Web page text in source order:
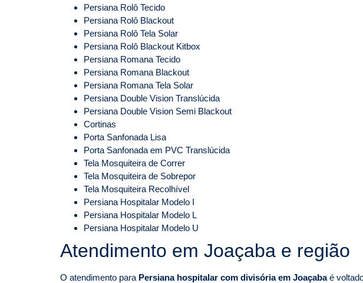
Persiana Rolô Tecido
Persiana Rolô Blackout
Persiana Rolô Tela Solar
Persiana Rolô Blackout Kitbox
Persiana Romana Tecido
Persiana Romana Blackout
Persiana Romana Tela Solar
Persiana Double Vision Translúcida
Persiana Double Vision Semi Blackout
Cortinas
Porta Sanfonada Lisa
Porta Sanfonada em PVC Translúcida
Tela Mosquiteira de Correr
Tela Mosquiteira de Sobrepor
Tela Mosquiteira Recolhível
Persiana Hospitalar Modelo I
Persiana Hospitalar Modelo L
Persiana Hospitalar Modelo U
Atendimento em Joaçaba e região
O atendimento para Persiana hospitalar com divisória em Joaçabaé